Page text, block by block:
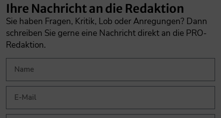
Ihre Nachricht an die Redaktion
Sie haben Fragen, Kritik, Lob oder Anregungen? Dann
schreiben Sie gerne eine Nachricht direkt an die PRO-
Redaktion.